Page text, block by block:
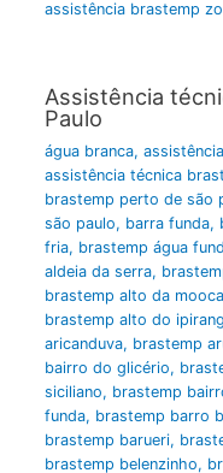
assistência brastemp
Assistência
Paulo
água branca,
assistência técnica
brastemp perto de são
são paulo, barra funda,
fria, brastemp água
aldeia da serra,
brastemp alto da mooca
brastemp alto do
aricanduva, brastemp
bairro do glicério,
siciliano, brastemp
funda, brastemp barro
brastemp barueri,
brastemp belenzinho,